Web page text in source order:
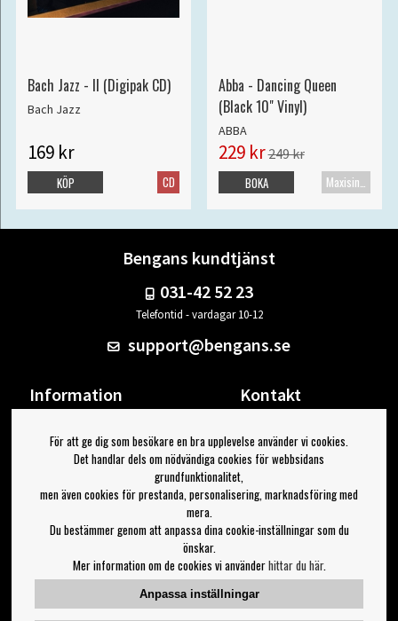
Bach Jazz - II (Digipak CD)
Bach Jazz
169 kr
CD
KÖP
Abba - Dancing Queen
(Black 10" Vinyl)
ABBA
229 kr249 kr
BOKA
Bengans kundtjänst
031-42 52 23
Telefontid - vardagar 10-12
support@bengans.se
Information
Om Bengans
FAQ / Köp- & Leveransvillkor
Kontakt
Din sida
Logga ut
Jag vill ha tips från Bengans
Inställningar för nyhetsbrev
För att ge dig som besökare en bra upplevelse använder vi cookies.
Det handlar dels om nödvändiga cookies för webbsidans
grundfunktionalitet,
men även cookies för prestanda, personalisering, marknadsföring med
mera.
Du bestämmer genom att anpassa dina cookie-inställningar som du
önskar.
Mer information om de cookies vi använderhittar du här.
Anpassa inställningar